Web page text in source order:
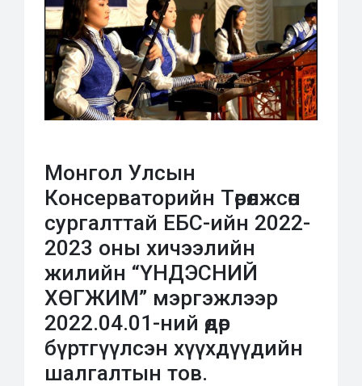
Монгол Улсын
Консерваторийн Төрөлжсөн
сургалттай ЕБС-ийн 2022-
2023 оны хичээлийн
жилийн “ҮНДЭСНИЙ
ХӨГЖИМ” мэргэжлээр
2022.04.01-ний өдөр
бүртгүүлсэн хүүхдүүдийн
шалгалтын тов.